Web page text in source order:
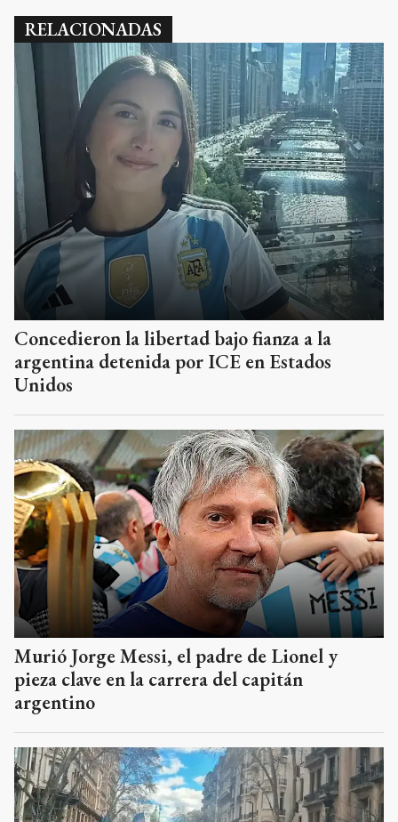
RELACIONADAS
Concedieron la libertad bajo fianza a la
argentina detenida por ICE en Estados
Unidos
Murió Jorge Messi, el padre de Lionel y
pieza clave en la carrera del capitán
argentino